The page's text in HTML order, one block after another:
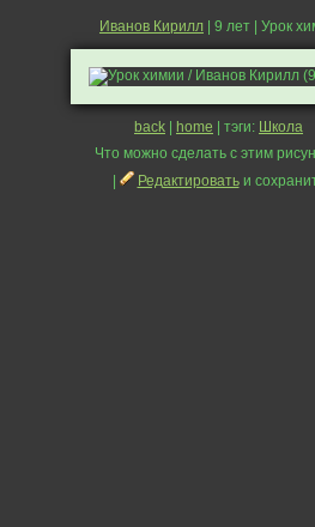
Иванов Кирилл | 9 лет | Урок
back home | тэги: Школа
Что можно сделать с этим
Редактироватьи